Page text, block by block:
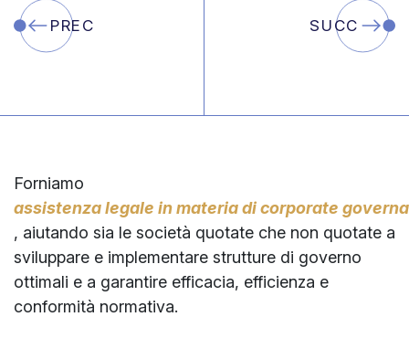
PREC SUCC
Forniamo
assistenza legale in materia di corporate
, aiutando sia le società quotate che non quotate a
sviluppare e implementare strutture di governo
ottimali e a garantire efficacia, efficienza e
conformità normativa.